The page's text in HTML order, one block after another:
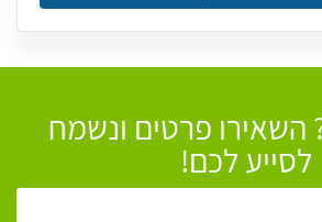
פרטים ונשמח
לסייע לכם!